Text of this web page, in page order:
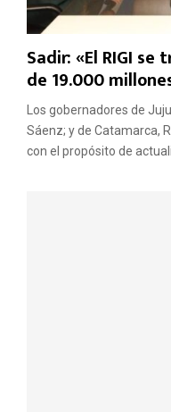
Sadir: «El RIGI
de 19.000
Los gobernadores de
Sáenz; y de Catamarca,
con el propósito de